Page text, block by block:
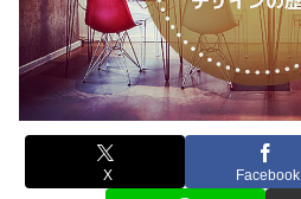
X Facebook